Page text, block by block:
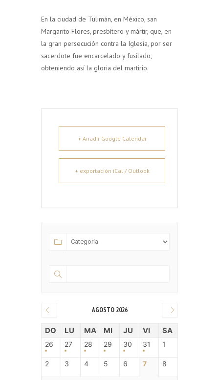
En la ciudad de Tulimán, en México, san
Margarito Flores, presbítero y mártir, que, en
la gran persecución contra la Iglesia, por ser
sacerdote fue encarcelado y fusilado,
obteniendo así la gloria del martirio.
+ Añadir Google Calendar
+ exportación iCal / Outlook
AGOSTO 2026
DO LU MA MI JU VI SA
26 27 28 29 30 31 1
2 3 4 5 6 7 8